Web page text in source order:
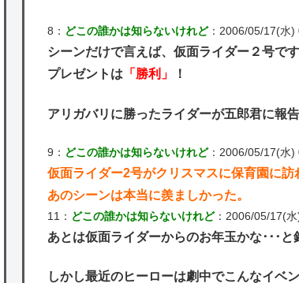
8： どこの誰かは知らないけれど：2006/05/17(水)
シーンだけで言えば、仮面ライダー２号で
プレゼントは 「勝利」 ！
アリガバリに勝ったライダーが五郎君に報
9： どこの誰かは知らないけれど：2006/05/17(水)
仮面ライダー2号がクリスマスに保育園に訪
あのシーンは本当に羨ましかった。
11： どこの誰かは知らないけれど：2006/05/17(
あとは仮面ライダーからのお年玉かな･･･と
しかし最近のヒーローは劇中でこんなイベ